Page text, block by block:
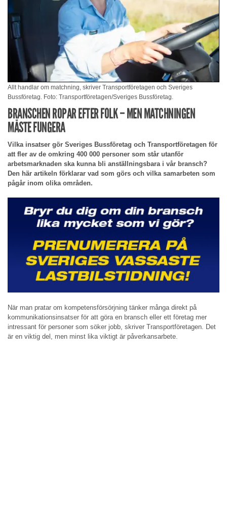
Allt handlar om matchning, skriver Transportföretagen och Sveriges
Bussföretag. Foto: Transportföretagen/Sveriges Bussföretag.
BRANSCHEN ROPAR EFTER FOLK – MEN MATCHNINGEN
MÅSTE FUNGERA
Vilka insatser gör Sveriges Bussföretag och Transportföretagen för
att fler av de omkring 400 000 personer som står utanför
arbetsmarknaden ska kunna bli anställningsbara i vår bransch?
Den här artikeln förklarar vad som görs och vilka samarbeten som
pågår inom olika områden.
När man pratar om kompetensförsörjning tänker många direkt på
kommunikationsinsatser för att göra en bransch eller ett företag mer
intressant för personer som söker jobb, skriver Transportföretagen. Det
är en viktig del, men minst lika viktigt är påverkansarbete.